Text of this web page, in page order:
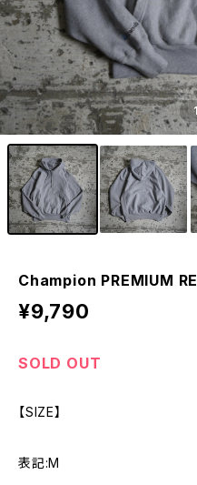
Champion PREMIUM
¥9,790
SOLD OUT
【SIZE】
表記:M